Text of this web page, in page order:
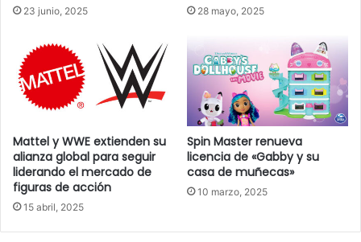
23 junio, 2025 28 mayo, 2025
Mattel y WWE extienden su
alianza global para seguir
liderando el mercado de
figuras de acción
15 abril, 2025
Spin Master renueva
licencia de «Gabby y su
casa de muñecas»
10 marzo, 2025